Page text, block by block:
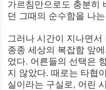
가르침만으로도 충분히
던 그때의 순수함을 나
그러나 시간이 지나면
종종 세상의 복잡함 앞
었다. 어른들의 선택은
지 않았다. 때로는 타협
실이라는 구실로, 어린